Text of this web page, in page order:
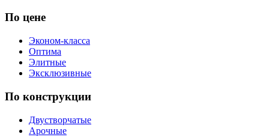
По цене
Эконом-класса
Оптима
Элитные
Эксклюзивные
По конструкции
Двустворчатые
Арочные